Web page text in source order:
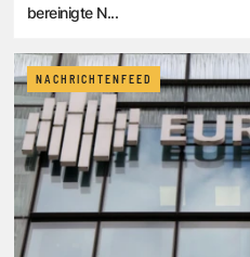
bereinigte N...
NACHRICHTENFEED